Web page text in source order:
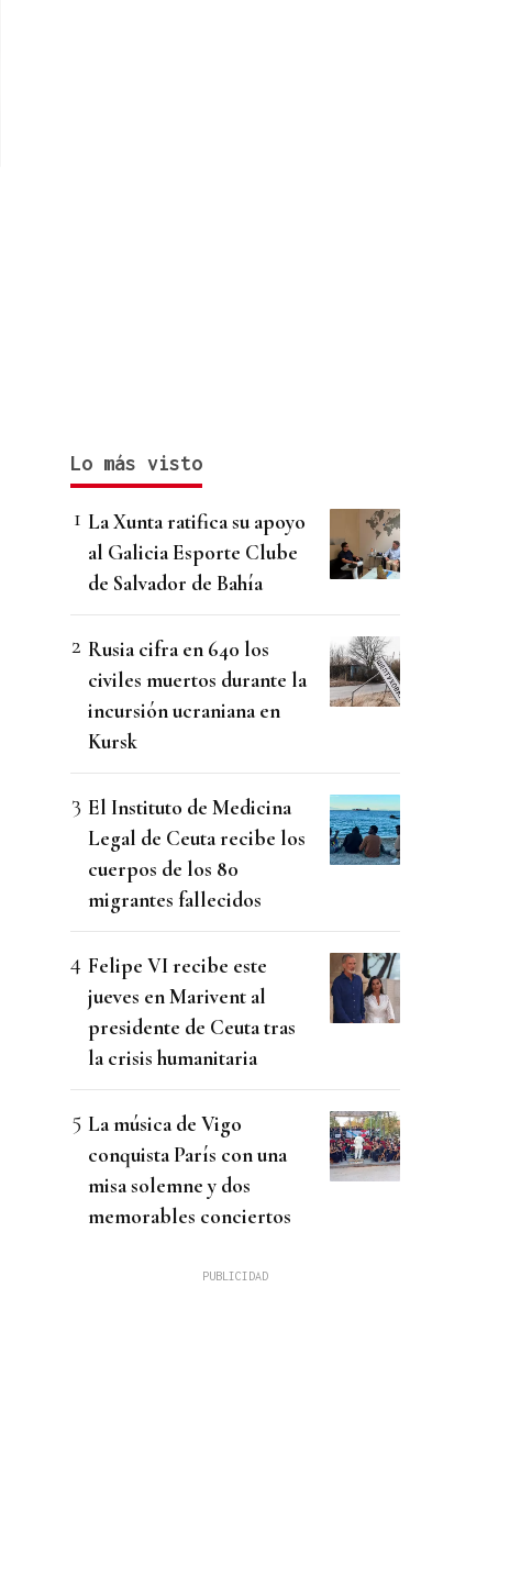
Lo más visto
La Xunta ratifica su apoyo
al Galicia Esporte Clube
de Salvador de Bahía
Rusia cifra en 640 los
civiles muertos durante la
incursión ucraniana en
Kursk
El Instituto de Medicina
Legal de Ceuta recibe los
cuerpos de los 80
migrantes fallecidos
Felipe VI recibe este
jueves en Marivent al
presidente de Ceuta tras
la crisis humanitaria
La música de Vigo
conquista París con una
misa solemne y dos
memorables conciertos